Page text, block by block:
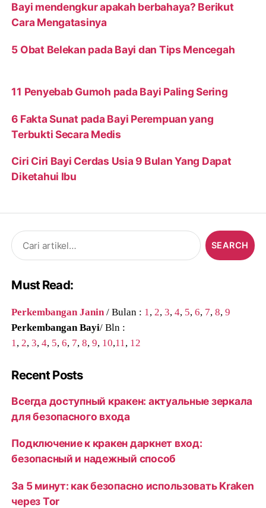
Bayi mendengkur apakah berbahaya? Berikut
Cara Mengatasinya
5 Obat Belekan pada Bayi dan Tips Mencegah
11 Penyebab Gumoh pada Bayi Paling Sering
6 Fakta Sunat pada Bayi Perempuan yang
Terbukti Secara Medis
Ciri Ciri Bayi Cerdas Usia 9 Bulan Yang Dapat
Diketahui Ibu
Search
for:
Must Read:
Perkembangan Janin / Bulan : 1 , 2,3,4, 5,6, 7,8,9
Perkembangan Bayi/ Bln :
1 , 2,3,4, 5,6, 7,8,9, 10,11 , 12
Recent Posts
Всегда доступный кракен: актуальные зеркала
для безопасного входа
Подключение к кракен даркнет вход:
безопасный и надежный способ
За 5 минут: как безопасно использовать Kraken
через Tor